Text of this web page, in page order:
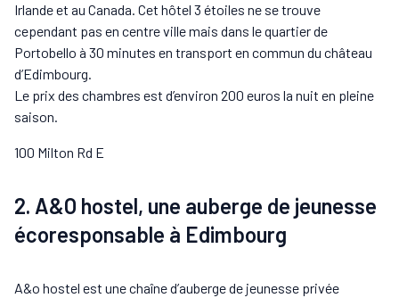
Irlande et au Canada. Cet hôtel 3 étoiles ne se trouve
cependant pas en centre ville mais dans le quartier de
Portobello à 30 minutes en transport en commun du château
d’Edimbourg.
Le prix des chambres est d’environ 200 euros la nuit en pleine
saison.
100 Milton Rd E
2. A&O hostel, une auberge de jeunesse
écoresponsable à Edimbourg
A&o hostel est une chaîne d’auberge de jeunesse privée